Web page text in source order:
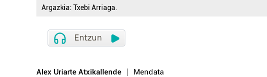
Argazkia: Txebi Arriaga.
Alex Uriarte Atxikallende Mendata